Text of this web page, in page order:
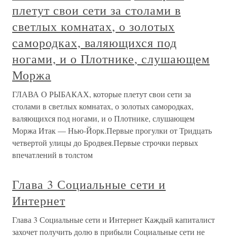
плетут свои сети за столами в
светлых комнатах, о золотых
самородках, валяющихся под
ногами, и о Плотнике, слушающем
Моржа
ГЛАВА О РЫБАКАХ, которые плетут свои сети за
столами в светлых комнатах, о золотых самородках,
валяющихся под ногами, и о Плотнике, слушающем
Моржа Итак — Нью-Йорк.Первые прогулки от Тридцать
четвертой улицы до Бродвея.Первые строчки первых
впечатлений в толстом
Глава 3 Социальные сети и
Интернет
Глава 3 Социальные сети и Интернет Каждый капиталист
захочет получить долю в прибыли Социальные сети не